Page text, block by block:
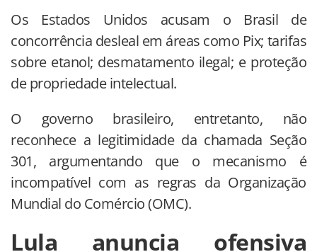
Os Estados Unidos acusam o Brasil de
concorrência desleal em áreas como Pix; tarifas
sobre etanol; desmatamento ilegal; e proteção
de propriedade intelectual.
O governo brasileiro, entretanto, não
reconhece a legitimidade da chamada Seção
301, argumentando que o mecanismo é
incompatível com as regras da Organização
Mundial do Comércio (OMC).
Lula anuncia ofensiva